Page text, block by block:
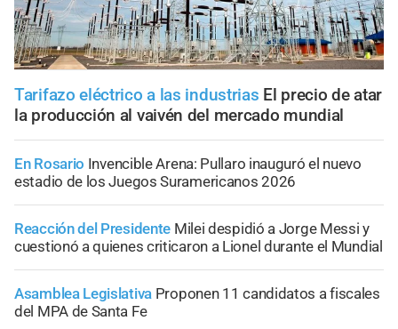
Tarifazo eléctrico a las industrias El precio de atar
la producción al vaivén del mercado mundial
En Rosario Invencible Arena: Pullaro inauguró el nuevo
estadio de los Juegos Suramericanos 2026
Reacción del Presidente Milei despidió a Jorge Messi y
cuestionó a quienes criticaron a Lionel durante el Mundial
Asamblea Legislativa Proponen 11 candidatos a fiscales
del MPA de Santa Fe